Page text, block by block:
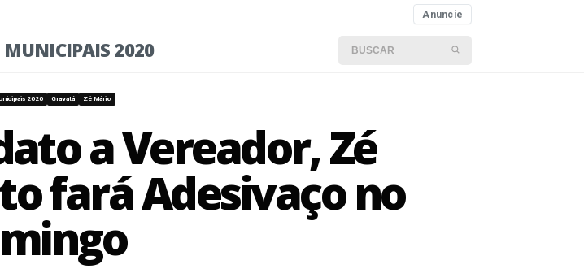
Anuncie
MUNICIPAIS 2020 Buscar por:
2020 Gravatá Zé Mário
a Vereador, Zé
fará Adesivaço no